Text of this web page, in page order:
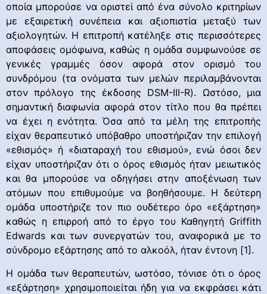
οποία μπορούσε να οριστεί από ένα σύνολο κριτηρίων
με εξαιρετική συνέπεια και αξιοπιστία μεταξύ των
αξιολογητών. Η επιτροπή κατέληξε στις περισσότερες
αποφάσεις ομόφωνα, καθώς η ομάδα συμφωνούσε σε
γενικές γραμμές όσον αφορά στον ορισμό του
συνδρόμου (τα ονόματα των μελών περιλαμβάνονται
στον πρόλογο της έκδοσης DSM-III-R). Ωστόσο, μια
σημαντική διαφωνία αφορά στον τίτλο που θα πρέπει
να έχει η ενότητα. Όσα από τα μέλη της επιτροπής
είχαν θεραπευτικό υπόβαθρο υποστήριζαν την επιλογή
«εθισμός» ή «διαταραχή του εθισμού», ενώ όσοι δεν
είχαν υποστήριζαν ότι ο όρος εθισμός ήταν μειωτικός
και θα μπορούσε να οδηγήσει στην αποξένωση των
ατόμων που επιθυμούμε να βοηθήσουμε. Η δεύτερη
ομάδα υποστήριζε τον πιο ουδέτερο όρο «εξάρτηση»
καθώς η επιρροή από το έργο του Καθηγητή Griffith
Edwards και των συνεργατών του, αναφορικά με το
σύνδρομο εξάρτησης από το αλκοόλ, ήταν έντονη [1].
Η ομάδα των θεραπευτών, ωστόσο, τόνισε ότι ο όρος
«εξάρτηση» χρησιμοποιείται ήδη για να εκφράσει κάτι